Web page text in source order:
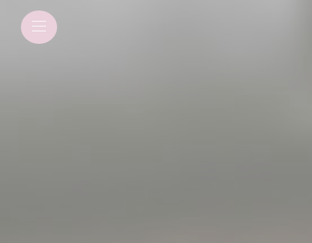
Panneau de gestion des cookies